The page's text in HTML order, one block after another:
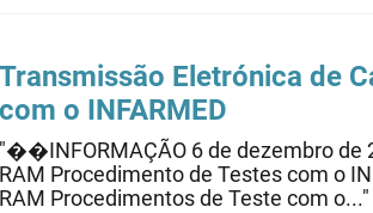
Transmissão Eletrónica de
com o INFARMED
"��INFORMAÇÃO 6 de dezembro
RAM Procedimento de Testes com o
RAM Procedimentos de Teste com o..."